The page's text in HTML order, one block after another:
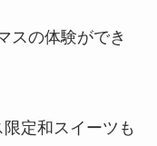
スの体験ができ
定和スイーツも